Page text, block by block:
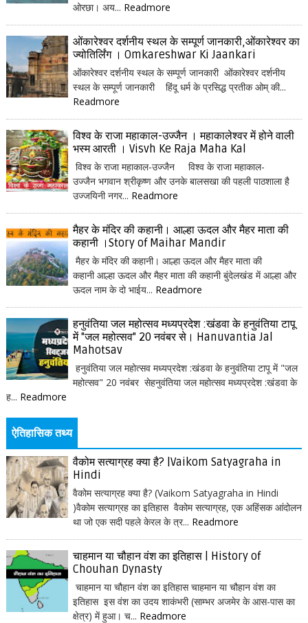
ओरछा। अय... Readmore
ओंकारेश्वर दर्शनीय स्थल के सम्पूर्ण जानकारी,ओंकारेश्वर का
ज्योतिर्लिंग । Omkareshwar Ki Jaankari
ओंकारेश्वर दर्शनीय स्थल के सम्पूर्ण जानकारी ओंकारेश्वर दर्शनीय
स्थल के सम्पूर्ण जानकारी हिंदू धर्म के प्रसिद्ध प्रतीक ओम् की...
Readmore
विश्व के राजा महाकाल-उज्जैन । महाकालेश्वर में होने वाली
भस्म आरती । Visvh Ke Raja Maha Kal
विश्व के राजा महाकाल-उज्जैन विश्व के राजा महाकाल-
उज्जैन भगवान श्रीकृष्ण और उनके बालसखा की पहली पाठशाला है
उज्जयिनी नगर... Readmore
मैहर के मंदिर की कहानी। आल्हा ऊदल और मैहर माता की
कहानी ।Story of Maihar Mandir
मैहर के मंदिर की कहानी। आल्हा ऊदल और मैहर माता की
कहानी आल्हा ऊदल और मैहर माता की कहानी बुंदेलखंड में आल्हा और
ऊदल नाम के दो भाईय... Readmore
हनुवंतिया जल महोत्सव मध्यप्रदेश :खंडवा के हनुवंतिया टापू
में "जल महोत्सव" 20 नवंबर से। Hanuvantia Jal
Mahotsav
हनुवंतिया जल महोत्सव मध्यप्रदेश :खंडवा के हनुवंतिया टापू में "जल
महोत्सव" 20 नवंबर सेहनुवंतिया जल महोत्सव मध्यप्रदेश :खंडवा के
ह... Readmore
ऐतिहासिक तथ्य
वैकोम सत्याग्रह क्या है? |Vaikom Satyagraha in
Hindi
वैकोम सत्याग्रह क्या है? (Vaikom Satyagraha in Hindi
)वैकोम सत्याग्रह का इतिहास वैकोम सत्याग्रह, एक अहिंसक आंदोलन
था जो एक सदी पहले केरल के त्र... Readmore
चाहमान या चौहान वंश का इतिहास | History of
Chouhan Dynasty
चाहमान या चौहान वंश का इतिहास चाहमान या चौहान वंश का
इतिहास इस वंश का उदय शाकंभरी (साम्भर अजमेर के आस-पास का
क्षेत्र) में हुआ। च... Readmore